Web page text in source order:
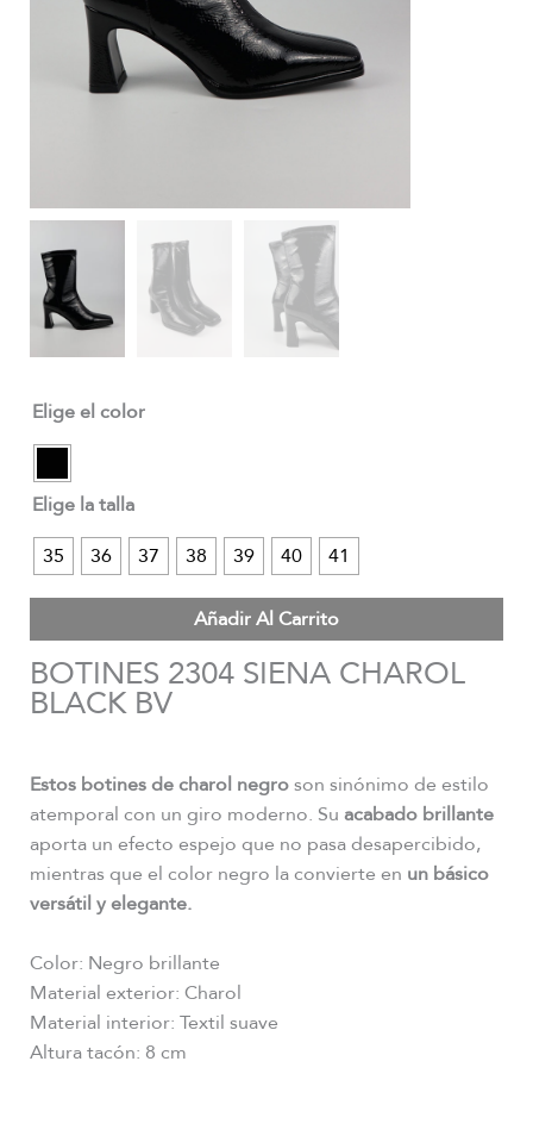
Elige el color
Elige la talla
35
36 37 38 39 40 41
Añadir Al Carrito
BOTINES 2304 SIENA CHAROL
BLACK BV
Estos botines de charol negroson sinónimo de estilo
atemporal con un giro moderno. Su acabado brillante
aporta un efecto espejo que no pasa desapercibido,
mientras que el color negro la convierte en un básico
versátil y elegante.
Color: Negro brillante
Material exterior: Charol
Material interior: Textil suave
Altura tacón: 8 cm